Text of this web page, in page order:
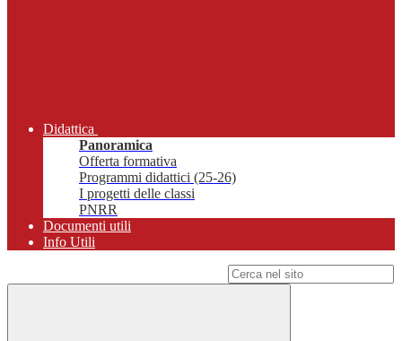
Didattica
Panoramica
Offerta formativa
Programmi didattici (25-26)
I progetti delle classi
PNRR
Documenti utili
Info Utili